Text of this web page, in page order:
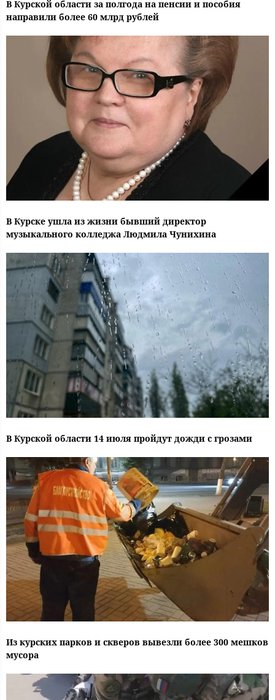
В Курской области за полгода на пенсии и пособия
направили более 60 млрд рублей
В Курске ушла из жизни бывший директор
музыкального колледжа Людмила Чунихина
В Курской области 14 июля пройдут дожди с грозами
Из курских парков и скверов вывезли более 300 мешков
мусора